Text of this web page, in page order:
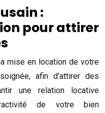
:
pour attirer
mise en location de votre
afin d’attirer des
une relation locative
de votre bien